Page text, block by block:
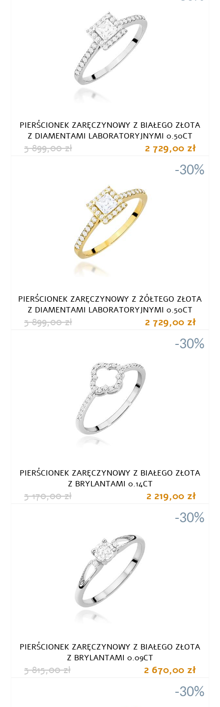
PIERŚCIONEK ZARĘCZYNOWY Z BIAŁEGO ZŁOTA
Z DIAMENTAMI LABORATORYJNYMI 0.50CT
3 899,00 zł 2 729,00 zł
-30%
PIERŚCIONEK ZARĘCZYNOWY Z ŻÓŁTEGO ZŁOTA
Z DIAMENTAMI LABORATORYJNYMI 0.50CT
3 899,00 zł 2 729,00 zł
-30%
PIERŚCIONEK ZARĘCZYNOWY Z BIAŁEGO ZŁOTA
Z BRYLANTAMI 0.14CT
3 170,00 zł 2 219,00 zł
-30%
PIERŚCIONEK ZARĘCZYNOWY Z BIAŁEGO ZŁOTA
Z BRYLANTAMI 0.09CT
3 815,00 zł 2 670,00 zł
-30%